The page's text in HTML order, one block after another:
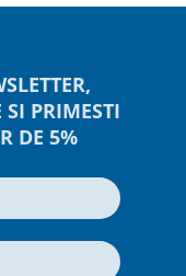
SI PRIMESTI
DE 5%